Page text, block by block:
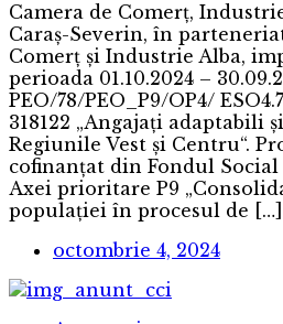
Camera de Comerț,
Caraș-Severin, în
Comerț și Industrie Alba,
perioada 01.10.2024 –
PEO/78/PEO_P9/OP4/
318122 „Angajați adaptabili
Regiunile Vest și Centru“.
cofinanțat din Fondul
Axei prioritare P9
populației în procesul de […]
octombrie 4, 2024